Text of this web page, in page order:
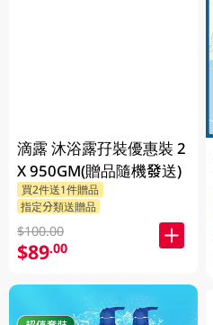
滴露 沐浴露孖裝優惠裝 2
X 950GM(贈品隨機發送)
買2件送1件贈品
指定分類送贈品
$100.00
$89.00